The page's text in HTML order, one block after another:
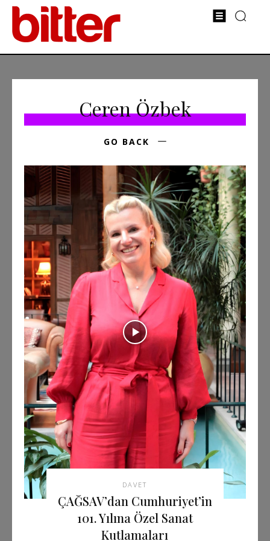
Ceren Özbek
GO BACK
DAVET
ÇAĞSAV’dan Cumhuriyet’in
101. Yılına Özel Sanat
Kutlamaları